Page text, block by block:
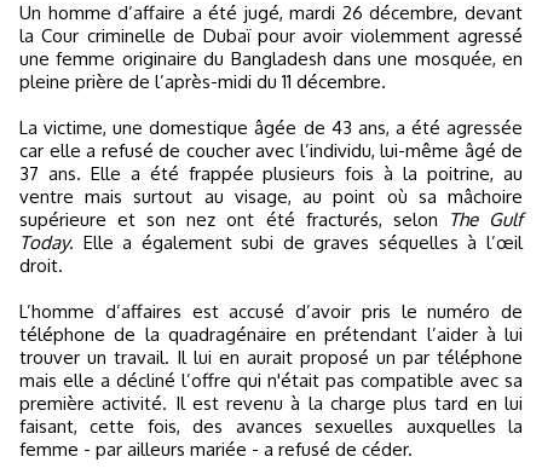
Un homme d’affaire a été jugé, mardi 26 décembre, devant
la Cour criminelle de Dubaï pour avoir violemment agressé
une femme originaire du Bangladesh dans une mosquée, en
pleine prière de l’après-midi du 11 décembre.
La victime, une domestique âgée de 43 ans, a été agressée
car elle a refusé de coucher avec l’individu, lui-même âgé de
37 ans. Elle a été frappée plusieurs fois à la poitrine, au
ventre mais surtout au visage, au point où sa mâchoire
supérieure et son nez ont été fracturés, selon
The Gulf
Today. Elle a également subi de graves séquelles à l’œil
droit.
L’homme d’affaires est accusé d’avoir pris le numéro de
téléphone de la quadragénaire en prétendant l’aider à lui
trouver un travail. Il lui en aurait proposé un par téléphone
mais elle a décliné l’offre qui n'était pas compatible avec sa
première activité. Il est revenu à la charge plus tard en lui
faisant, cette fois, des avances sexuelles auxquelles la
femme - par ailleurs mariée - a refusé de céder.